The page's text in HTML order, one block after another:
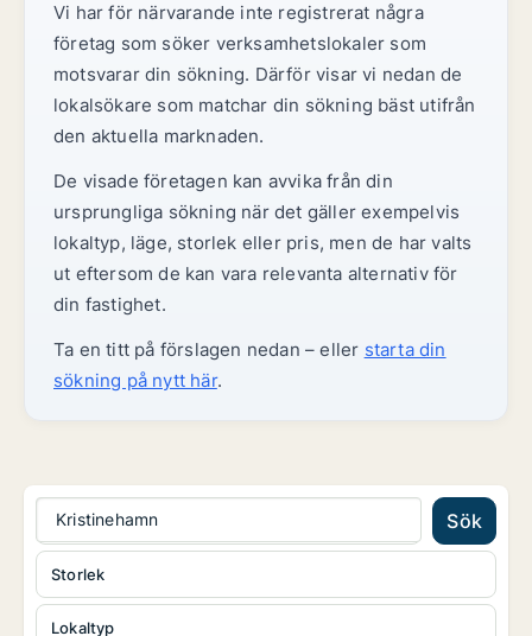
Vi har för närvarande inte registrerat några
företag som söker verksamhetslokaler som
motsvarar din sökning. Därför visar vi nedan de
lokalsökare som matchar din sökning bäst utifrån
den aktuella marknaden.
De visade företagen kan avvika från din
ursprungliga sökning när det gäller exempelvis
lokaltyp, läge, storlek eller pris, men de har valts
ut eftersom de kan vara relevanta alternativ för
din fastighet.
Ta en titt på förslagen nedan – eller starta din
sökning på nytt här.
Kristinehamn Sök
Lokaltyp
Storlek